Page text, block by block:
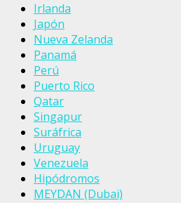
Irlanda
Japón
Nueva Zelanda
Panamá
Perú
Puerto Rico
Qatar
Singapur
Suráfrica
Uruguay
Venezuela
Hipódromos
MEYDAN (Dubai)